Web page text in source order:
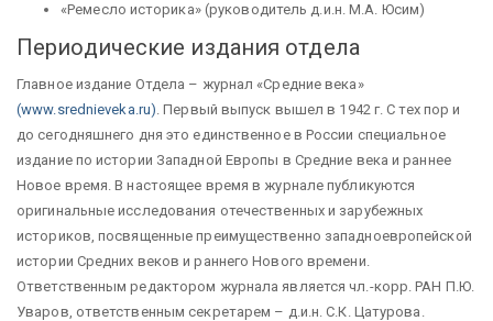
«Ремесло историка» (руководитель д.и.н. М.А. Юсим)
Периодические издания отдела
Главное издание Отдела – журнал «Средние века»
(www.srednieveka.ru). Первый выпуск вышел в 1942 г. С тех пор и
до сегодняшнего дня это единственное в России специальное
издание по истории Западной Европы в Средние века и раннее
Новое время. В настоящее время в журнале публикуются
оригинальные исследования отечественных и зарубежных
историков, посвященные преимущественно западноевропейской
истории Средних веков и раннего Нового времени.
Ответственным редактором журнала является чл.-корр. РАН П.Ю.
Уваров, ответственным секретарем – д.и.н. С.К. Цатурова.